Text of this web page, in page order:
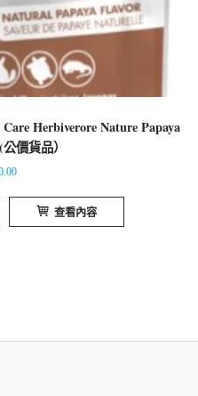
Herbiverore Nature Papaya
價貨品）
查看內容